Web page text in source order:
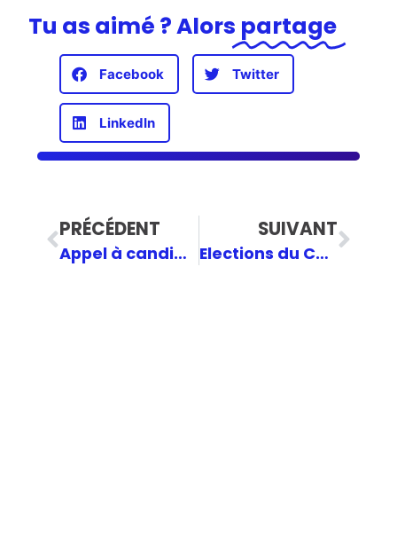
Tu as aimé ? Alors partage
Facebook Twitter
LinkedIn
PRÉCÉDENT
Appel à candidatures | Rejoins la délégation Jeunes MR pour le Congrès du LYMEC à Sofia !
SUIVANT
Elections du Conseil de la Jeunesse du 06 au 27 novembre | Et si c’était toi?